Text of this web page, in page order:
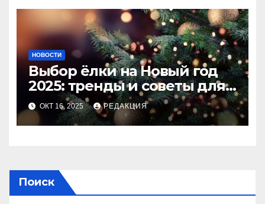
НОВОСТИ
Выбор ёлки на Новый год
2025: тренды и советы для
идеального праздника
ОКТ 16, 2025 РЕДАКЦИЯ
Поиск